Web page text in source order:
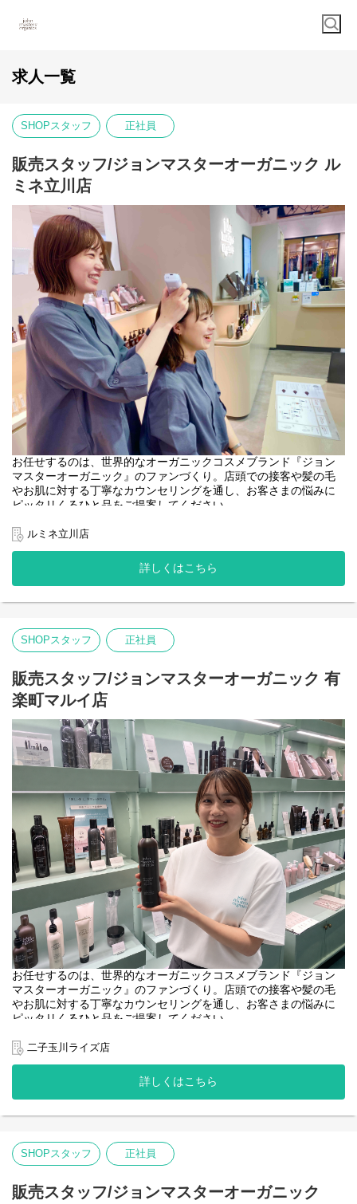
求人一覧
SHOPスタッフ 正社員
販売スタッフ/ジョンマスターオーガニック ル
ミネ立川店
お任せするのは、世界的なオーガニックコスメブランド『ジョン
マスターオーガニック』のファンづくり。店頭での接客や髪の毛
やお肌に対する丁寧なカウンセリングを通し、お客さまの悩みに
ピッタリくるひと品をご提案してください。
＜取扱いブランド＞
[john masters organics]
発により生み出されたスキンケア&ヘアケアのブランドです。
農薬や化学肥料を使わずに栽培され、収穫されたオーガニックで
ナチュラルな原料を使用しています。必要な美容成分を含むハー
ャーで、 ホリスティックな美容効果を追求しています。
ルミネ立川店
詳しくはこちら
SHOPスタッフ 正社員
販売スタッフ/ジョンマスターオーガニック 有
楽町マルイ店
お任せするのは、世界的なオーガニックコスメブランド『ジョン
マスターオーガニック』のファンづくり。店頭での接客や髪の毛
やお肌に対する丁寧なカウンセリングを通し、お客さまの悩みに
ピッタリくるひと品をご提案してください。
＜取扱いブランド＞
[john masters organics]
"ヘアスタイリスト・John Masters"が15年以上の月日をかけた開
発により生み出されたスキンケア&ヘアケアのブランドです。
農薬や化学肥料を使わずに栽培され、収穫されたオーガニックで
ナチュラルな原料を使用しています。必要な美容成分を含むハー
ャーで、 ホリスティックな美容効果を追求しています。
二子玉川ライズ店
詳しくはこちら
SHOPスタッフ 正社員
販売スタッフ/ジョンマスターオーガニック